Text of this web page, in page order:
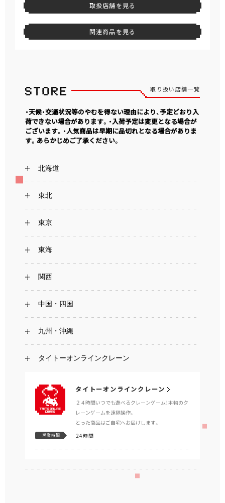
取扱店舗を見る
関連商品を見る
取り扱い店舗一覧
・天候・交通状況等のやむを得ない理由により、予定どおり入
荷できない場合があります。・入荷予定は変更となる場合が
ございます。・人気商品は早期に品切れとなる場合がありま
す。あらかじめご了承ください。
北海道
東北
東京
東海
関西
中国・四国
九州・沖縄
タイトーオンラインクレーン
タイトーオンラインクレーン
２４時間いつでも遊べるクレーンゲーム！本物のク
レーンゲームを遠隔操作。
とった商品はご自宅へお届けします。
営業時間 24時間